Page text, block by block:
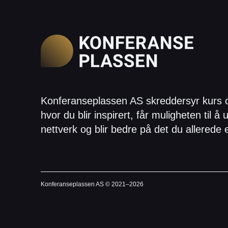
Konferanseplassen AS skreddersyr kurs
hvor du blir inspirert, får muligheten til å
nettverk og blir bedre på det du allerede
Konferanseplassen AS © 2021–2026